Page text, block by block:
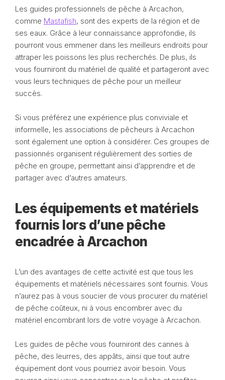
Les guides professionnels de pêche à Arcachon,
comme Mastafish, sont des experts de la région et de
ses eaux. Grâce à leur connaissance approfondie, ils
pourront vous emmener dans les meilleurs endroits pour
attraper les poissons les plus recherchés. De plus, ils
vous fourniront du matériel de qualité et partageront avec
vous leurs techniques de pêche pour un meilleur
succès.
Si vous préférez une expérience plus conviviale et
informelle, les associations de pêcheurs à Arcachon
sont également une option à considérer. Ces groupes de
passionnés organisent régulièrement des sorties de
pêche en groupe, permettant ainsi d’apprendre et de
partager avec d’autres amateurs.
Les équipements et matériels
fournis lors d’une pêche
encadrée à Arcachon
L’un des avantages de cette activité est que tous les
équipements et matériels nécessaires sont fournis. Vous
n’aurez pas à vous soucier de vous procurer du matériel
de pêche coûteux, ni à vous encombrer avec du
matériel encombrant lors de votre voyage à Arcachon.
Les guides de pêche vous fourniront des cannes à
pêche, des leurres, des appâts, ainsi que tout autre
équipement dont vous pourriez avoir besoin. Vous